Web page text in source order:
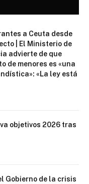
a Ceuta desde
| El Ministerio de
advierte de que
de menores es «una
«La ley está
objetivos 2026 tras
Gobierno de la crisis